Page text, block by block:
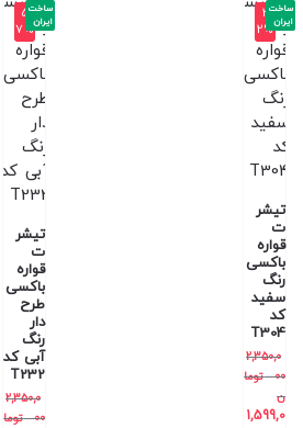
-3
2%
تیشر
ت
قواره
باکسی
رنگ
سفید
کد
T304
2,350,0
00
توما
ن
1,599,0
ساخت
ایران
-5
7%
تیشر
ت
قواره
باکسی
طرح
دار
رنگ
آبی کد
T232
2,350,0
00
توما
ساخت
ایران